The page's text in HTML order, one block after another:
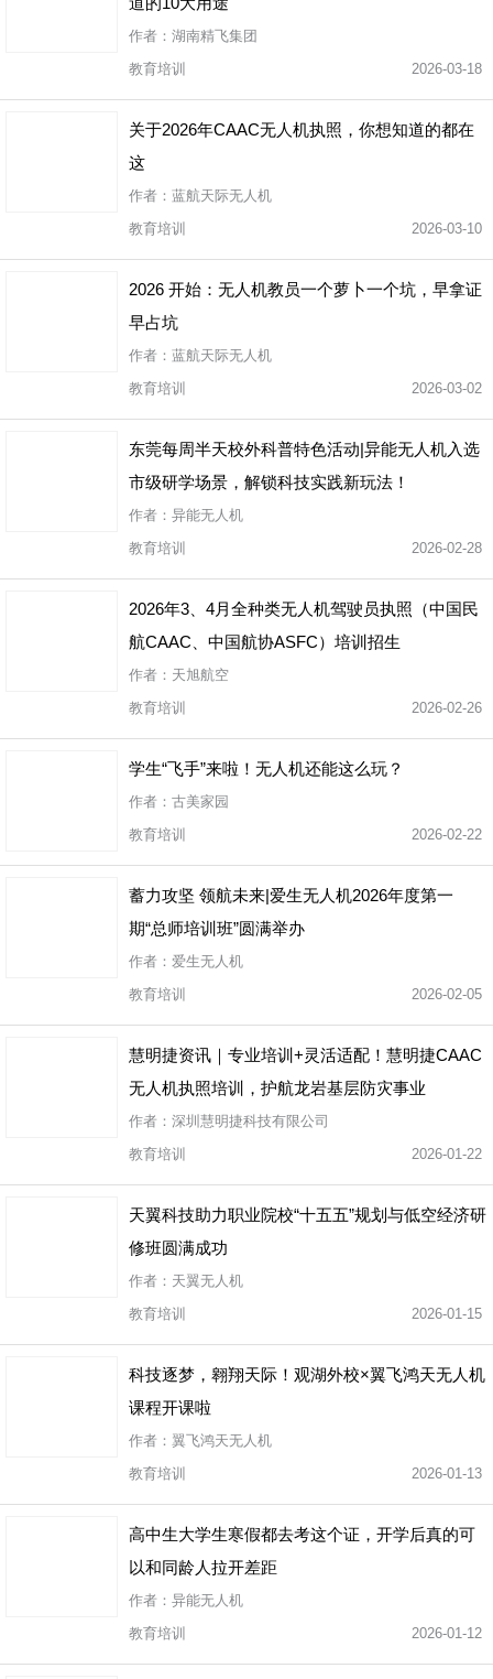
作者：湖南精飞集团
教育培训
2026-03-18
关于2026年CAAC无人机执照，你想知道的都在
这
作者：蓝航天际无人机
教育培训
2026-03-10
2026 开始：无人机教员一个萝卜一个坑，早拿证
早占坑
作者：蓝航天际无人机
教育培训
2026-03-02
东莞每周半天校外科普特色活动|异能无人机入选
市级研学场景，解锁科技实践新玩法！
作者：异能无人机
教育培训
2026-02-28
2026年3、4月全种类无人机驾驶员执照（中国民
航CAAC、中国航协ASFC）培训招生
作者：天旭航空
教育培训
2026-02-26
学生“飞手”来啦！无人机还能这么玩？
作者：古美家园
教育培训
2026-02-22
蓄力攻坚 领航未来|爱生无人机2026年度第一
期“总师培训班”圆满举办
作者：爱生无人机
教育培训
2026-02-05
慧明捷资讯｜专业培训+灵活适配！慧明捷CAAC
无人机执照培训，护航龙岩基层防灾事业
作者：深圳慧明捷科技有限公司
教育培训
2026-01-22
天翼科技助力职业院校“十五五”规划与低空经济研
修班圆满成功
作者：天翼无人机
教育培训
2026-01-15
科技逐梦，翱翔天际！观湖外校×翼飞鸿天无人机
课程开课啦
作者：翼飞鸿天无人机
教育培训
2026-01-13
高中生大学生寒假都去考这个证，开学后真的可
以和同龄人拉开差距
作者：异能无人机
教育培训
2026-01-12